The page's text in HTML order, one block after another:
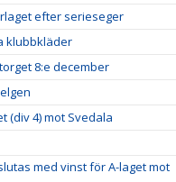
efter serieseger
klubbkläder
8:e december
(div 4) mot Svedala
med vinst för A-laget mot